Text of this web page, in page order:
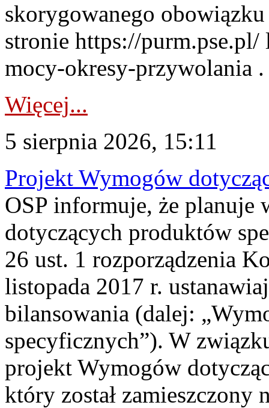
skorygowanego
stronie https://
mocy-okresy-przywolania
Więcej...
5 sierpnia 2026, 15:11
Projekt Wymogów
OSP informuje, że planuje
dotyczących produktów
26 ust. 1 rozporządzenia
listopada 2017 r.
bilansowania (dalej:
specyficznych”). W
projekt Wymogów
który został zamieszczony